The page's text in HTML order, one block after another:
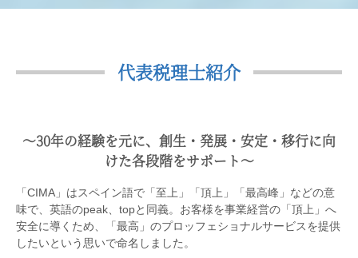
代表税理士紹介
〜30年の経験を元に、創生・発展・安定・移行に向
けた各段階をサポート〜
「CIMA」はスペイン語で「至上」「頂上」「最高峰」などの意
味で、英語のpeak、topと同義。お客様を事業経営の「頂上」へ
安全に導くため、「最高」のプロッフェショナルサービスを提供
したいという思いで命名しました。